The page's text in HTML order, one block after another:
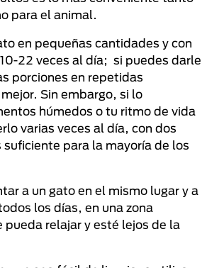
para el animal.
en pequeñas cantidades y con
22 veces al día; si puedes darle
porciones en repetidas
Sin embargo, si lo
húmedos o tu ritmo de vida
varias veces al día, con dos
suficiente para la mayoría de los
a un gato en el mismo lugar y a
los días, en una zona
pueda relajar y esté lejos de la